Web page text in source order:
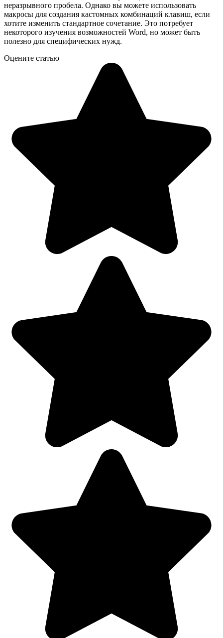
неразрывного пробела. Однако вы можете использовать
макросы для создания кастомных комбинаций клавиш, если
хотите изменить стандартное сочетание. Это потребует
некоторого изучения возможностей Word, но может быть
полезно для специфических нужд.
Оцените статью